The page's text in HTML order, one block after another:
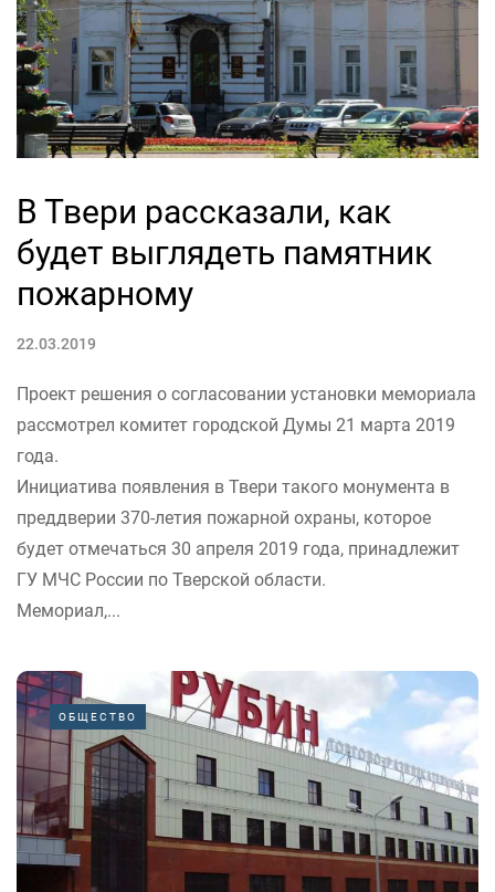
В Твери рассказали, как
будет выглядеть памятник
пожарному
22.03.2019
Проект решения о согласовании установки мемориала
рассмотрел комитет городской Думы 21 марта 2019
года.
Инициатива появления в Твери такого монумента в
преддверии 370-летия пожарной охраны, которое
будет отмечаться 30 апреля 2019 года, принадлежит
ГУ МЧС России по Тверской области.
Мемориал,...
ОБЩЕСТВО